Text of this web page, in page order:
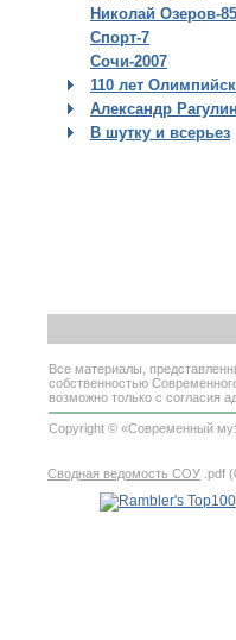
Николай Озеров-85
Спорт-7
Сочи-2007
110 лет
Александр
В шутку и всерьез
Все материалы,
собственностью
возможно только с согласия
Copyright © «Современный
Сводная ведомость СОУ .pdf